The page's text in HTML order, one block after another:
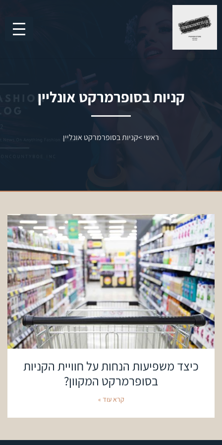
קניות בסופרמרקט אונליין
ראשי>קניות בסופרמרקט אונליין
כיצד משפיעות הנחות על חוויית הקניות
בסופרמרקט המקוון?
קרא עוד »